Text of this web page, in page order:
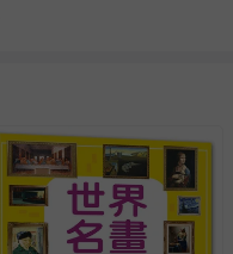
贈品等。
咪愛負責處理，若非瑕疵
貨』中查詢該筆訂單，
。若有相關退貨問題，請
我們將依序為您處理